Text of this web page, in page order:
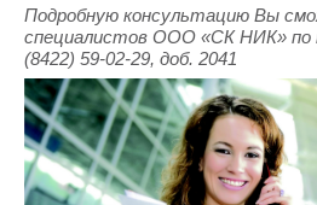
Подробную консультацию Вы
специалистов ООО «СК НИК» по
(8422) 59-02-29, доб. 2041